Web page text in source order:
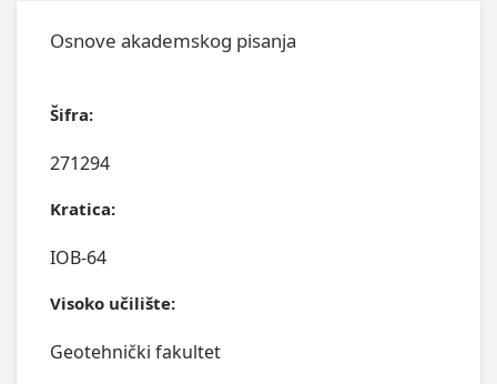
Osnove akademskog pisanja
Šifra:
271294
Kratica:
IOB-64
Visoko učilište:
Geotehnički fakultet